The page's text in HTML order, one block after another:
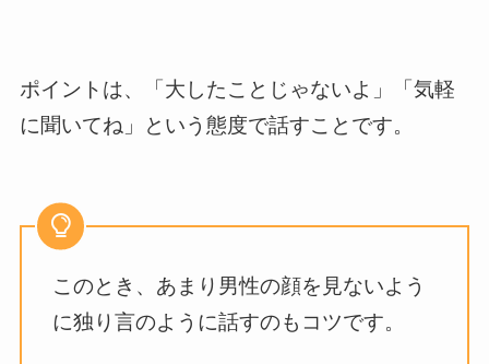
ポイントは、「大したことじゃないよ」「気軽
に聞いてね」という態度で話すことです。
このとき、あまり男性の顔を見ないよう
に独り言のように話すのもコツです。